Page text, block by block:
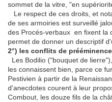
sommet de la vitre, "en
Le respect de ces droits, et
de ses armoiries est surveillé
des Procés-verbaux en fixent la
permet de donner un descriptif
2°) les conflits de
Les Bodilio ("bouquet de
les connaissent bien, parce ce
Pestivien à partir de la
d'anecdotes courent à leur
Combout, les douze fils de la